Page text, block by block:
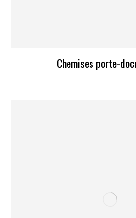
Chemises porte-